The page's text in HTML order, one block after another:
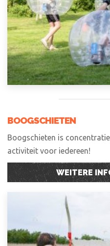
BOOGSCHIETEN
Boogschieten is
activiteit voor iedereen!
WEITERE